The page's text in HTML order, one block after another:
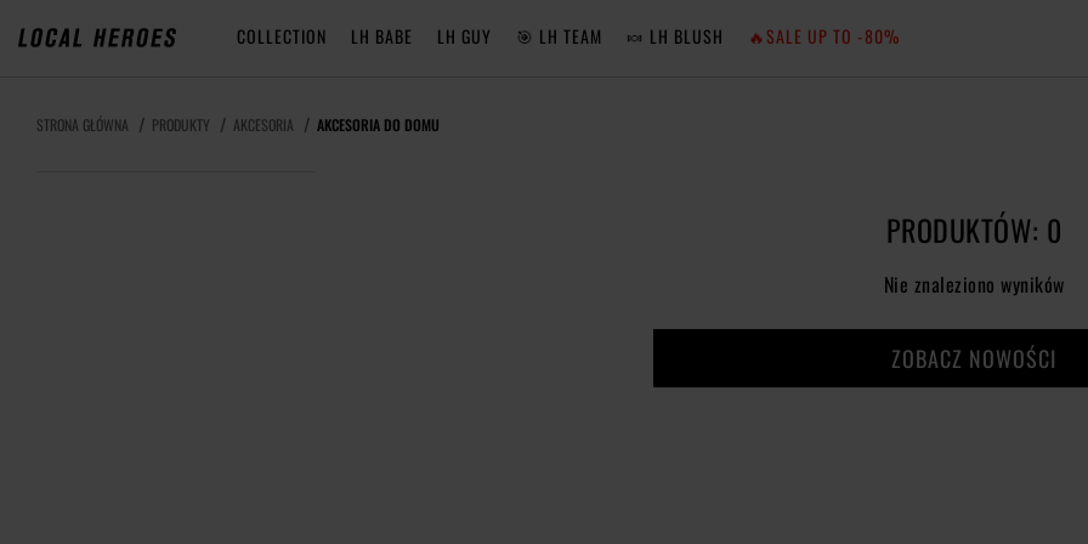
COLLECTION LH BABE LH GUY 🎯 LH TEAM 🍬 LH BLUSH 🔥SALE UP TO -80%
NIE
STRONA GŁÓWNA PRODUKTY AKCESORIA AKCESORIA DO DOMU
PRODUKTÓW: 0
Nie znaleziono wyników
ZOBACZ NOWOŚCI